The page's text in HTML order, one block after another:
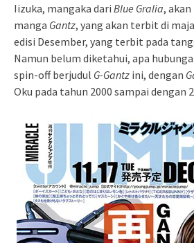
Iizuka, mangaka dari Blue Gralia,
manga Gantz, yang akan terbit di
edisi Desember, yang terbit pada
Namun belum diketahui, apa
spin-off berjudul G-Gantz ini, dengan
Oku pada tahun 2000 sampai dengan